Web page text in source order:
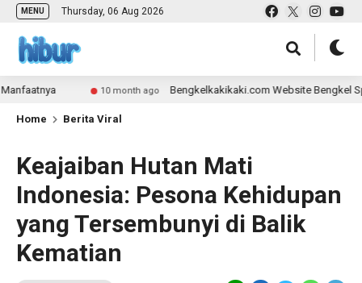
MENU Thursday, 06 Aug 2026
10 month ago Bengkelkakikaki.com Website Bengkel Spesialis Kaki-
Home Berita Viral
Keajaiban Hutan Mati
Indonesia: Pesona Kehidupan
yang Tersembunyi di Balik
Kematian